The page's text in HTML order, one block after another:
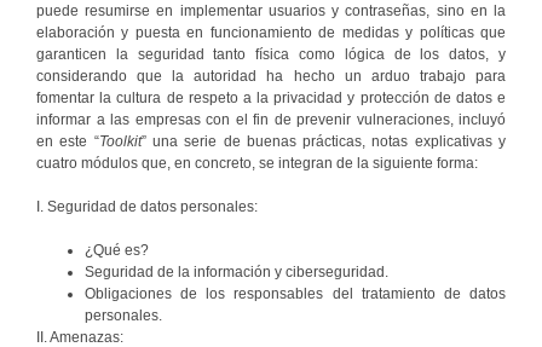
puede resumirse en implementar usuarios y contraseñas, sino en la
elaboración y puesta en funcionamiento de medidas y políticas que
garanticen la seguridad tanto física como lógica de los datos, y
considerando que la autoridad ha hecho un arduo trabajo para
fomentar la cultura de respeto a la privacidad y protección de datos e
informar a las empresas con el fin de prevenir vulneraciones, incluyó
en este “Toolkit” una serie de buenas prácticas, notas explicativas y
cuatro módulos que, en concreto, se integran de la siguiente forma:
I. Seguridad de datos personales:
¿Qué es?
Seguridad de la información y ciberseguridad.
Obligaciones de los responsables del tratamiento de datos
personales.
II. Amenazas: